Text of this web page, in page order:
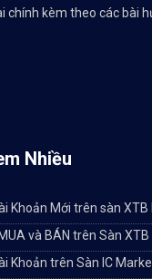
chính kèm theo các bài
Nhiều
Khoản Mới trên sàn XTB
và BÁN trên Sàn
Khoản trên Sàn IC